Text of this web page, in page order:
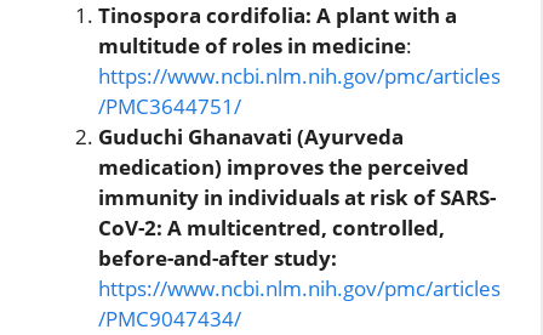
Tinospora cordifolia: A plant with a
multitude of roles in medicine:
https://www.ncbi.nlm.nih.gov/pmc/articles
/PMC3644751/
Guduchi Ghanavati (Ayurveda
medication) improves the perceived
immunity in individuals at risk of SARS-
CoV-2: A multicentred, controlled,
before-and-after study:
https://www.ncbi.nlm.nih.gov/pmc/articles
/PMC9047434/